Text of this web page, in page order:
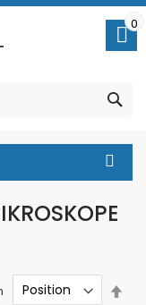
0